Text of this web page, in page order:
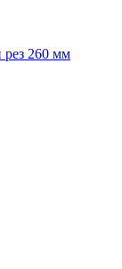
260 мм